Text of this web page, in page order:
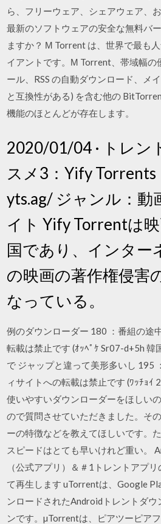
ら、フリーウェア、シェアウェア、
最新のソフトウェアの安全な無料バ
ますか？ Μ Torrent は、世界で最も
イアントです。Μ Torrent、帯域幅の
ール、RSS の自動ダウンロード、メ
と互換性がある) を含む他の
機能のほとんどが存在します。
2020/01/04 · トレン
スメ3：Yify Torrents
yts.ag/ ジャンル：動
イト Yify Torrentは
国であり、インター
の映画の著作権侵害
なっている。
例のダウンローダー 180 ：番組の途
転載は禁止です (ｵｯﾍﾟｹ Sr07-d+5h
で ジャップと違って美形多いし 195
ィサイトへの転載は禁止です (ﾜｯﾁｮｲ
使いやすいダウンローダーをほしい
ので質問させていただきました。そ
ーの特徴などを教えてほしいです。
スピードはとても早いけれど重い。
（公式アプリ）＆＃1トレントアプ
て再生します uTorrentは、Google
ンロードされたAndroidトレントダウ
ンです。µTorrentは、ピアツーピアフ